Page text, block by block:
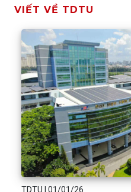
VIẾT VỀ TDTU
TDTU | 01/01/26